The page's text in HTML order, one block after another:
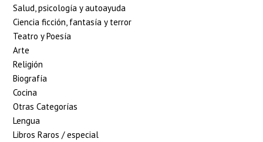
Salud, psicología y autoayuda
Ciencia ficción, fantasía y terror
Teatro y Poesía
Arte
Religión
Biografía
Cocina
Otras Categorías
Lengua
Libros Raros / especial